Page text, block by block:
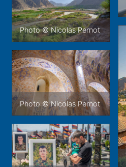
Photo © Nicolas Pernot
Photo © Nicolas Pernot